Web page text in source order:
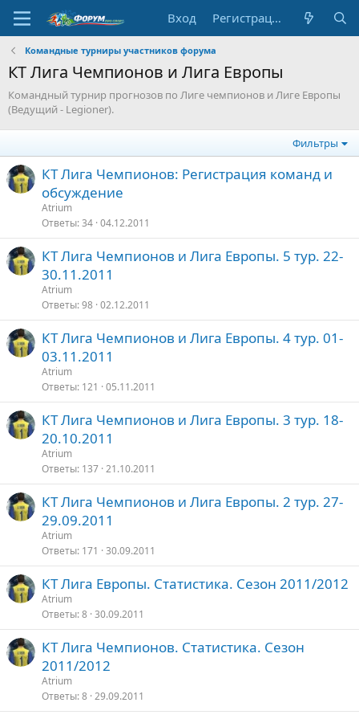
Вход Регистрация
Командные турниры участников форума
КТ Лига Чемпионов и Лига Европы
Командный турнир прогнозов по Лиге чемпионов и Лиге Европы
(Ведущий - Legioner).
Фильтры
КТ Лига Чемпионов: Регистрация команд и
обсуждение
Atrium
Ответы 34 04.12.2011
КТ Лига Чемпионов и Лига Европы. 5 тур. 22-
30.11.2011
Atrium
Ответы 98 02.12.2011
КТ Лига Чемпионов и Лига Европы. 4 тур. 01-
03.11.2011
Atrium
Ответы 121 05.11.2011
КТ Лига Чемпионов и Лига Европы. 3 тур. 18-
20.10.2011
Atrium
Ответы 137 21.10.2011
КТ Лига Чемпионов и Лига Европы. 2 тур. 27-
29.09.2011
Atrium
Ответы 171 30.09.2011
КТ Лига Европы. Статистика. Сезон 2011/2012
Atrium
Ответы 8 30.09.2011
КТ Лига Чемпионов. Статистика. Сезон
2011/2012
Atrium
Ответы 8 29.09.2011